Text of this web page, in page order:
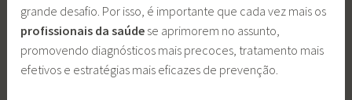
grande desafio. Por isso, é importante que cada vez mais os
profissionais da saúde se aprimorem no assunto,
promovendo diagnósticos mais precoces, tratamento mais
efetivos e estratégias mais eficazes de prevenção.